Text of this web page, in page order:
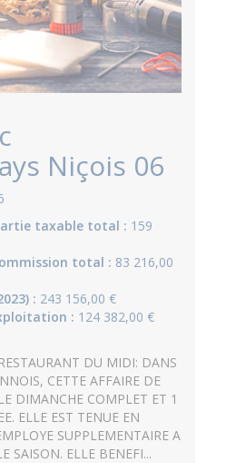
Niçois 06
taxable total : 159
total : 83 216,00
: 243 156,00 €
: 124 382,00 €
DU MIDI: DANS
CETTE AFFAIRE DE
DIMANCHE COMPLET ET 1
ELLE EST TENUE EN
SUPPLEMENTAIRE A
SAISON. ELLE BENEFI...